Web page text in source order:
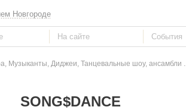
Новгороде
Музыканты, Диджеи, Танцевальные шоу, ансамбли ...
SONG$DANCE